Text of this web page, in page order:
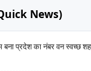
News)
बना प्रदेश का नंबर वन स्वच्छ